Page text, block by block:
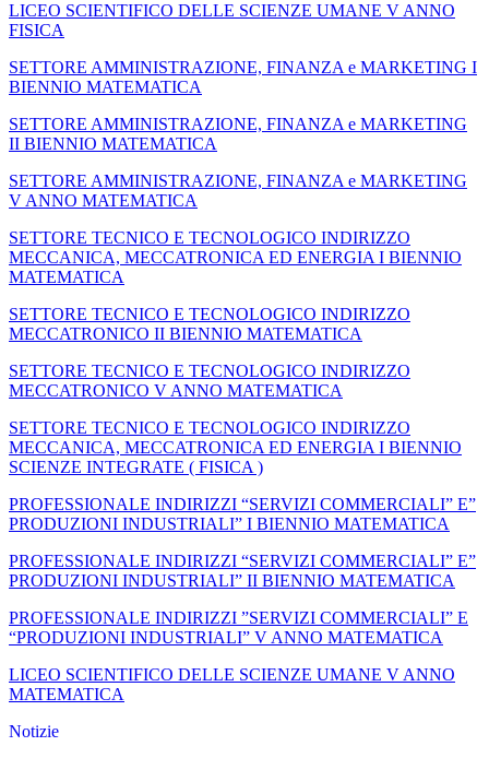
LICEO SCIENTIFICO DELLE SCIENZE UMANE V ANNO
FISICA
SETTORE AMMINISTRAZIONE, FINANZA e MARKETING I
BIENNIO MATEMATICA
SETTORE AMMINISTRAZIONE, FINANZA e MARKETING
II BIENNIO MATEMATICA
SETTORE AMMINISTRAZIONE, FINANZA e MARKETING
V ANNO MATEMATICA
SETTORE TECNICO E TECNOLOGICO INDIRIZZO
MECCANICA, MECCATRONICA ED ENERGIA I BIENNIO
MATEMATICA
SETTORE TECNICO E TECNOLOGICO INDIRIZZO
MECCATRONICO II BIENNIO MATEMATICA
SETTORE TECNICO E TECNOLOGICO INDIRIZZO
MECCATRONICO V ANNO MATEMATICA
SETTORE TECNICO E TECNOLOGICO INDIRIZZO
MECCANICA, MECCATRONICA ED ENERGIA I BIENNIO
SCIENZE INTEGRATE ( FISICA )
PROFESSIONALE INDIRIZZI “SERVIZI COMMERCIALI” E”
PRODUZIONI INDUSTRIALI” I BIENNIO MATEMATICA
PROFESSIONALE INDIRIZZI “SERVIZI COMMERCIALI” E”
PRODUZIONI INDUSTRIALI” II BIENNIO MATEMATICA
PROFESSIONALE INDIRIZZI ”SERVIZI COMMERCIALI” E
“PRODUZIONI INDUSTRIALI” V ANNO MATEMATICA
LICEO SCIENTIFICO DELLE SCIENZE UMANE V ANNO
MATEMATICA
Notizie